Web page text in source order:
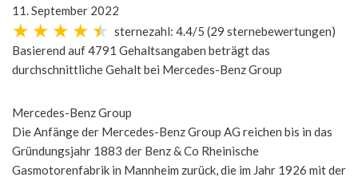
11. September 2022
sternezahl: 4.4/5 (29 sternebewertungen)
Basierend auf 4791 Gehaltsangaben beträgt das
durchschnittliche Gehalt bei Mercedes-Benz Group
Mercedes-Benz Group
Die Anfänge der Mercedes-Benz Group AG reichen bis in das
Gründungsjahr 1883 der Benz & Co Rheinische
Gasmotorenfabrik in Mannheim zurück, die im Jahr 1926 mit der